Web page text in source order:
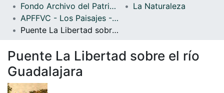
Statistics
Fondo Archivo del Patrimonio Fotográfico y Fílmico del Valle del Cauca
La Naturaleza
APFFVC - Los Paisajes - Patrimonial
Puente La Libertad sobre el río Guadalajara
Puente La Libertad sobre el río
Guadalajara